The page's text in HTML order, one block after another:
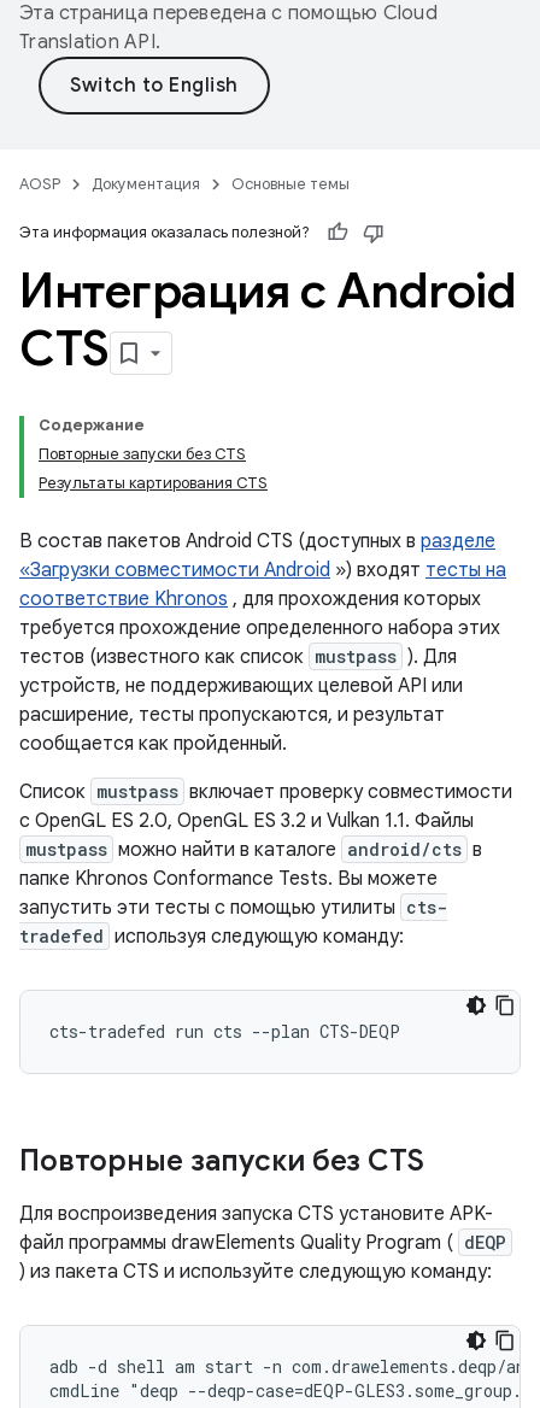
Эта страница переведена с помощью Cloud
Translation API.
AOSP Документация Основные темы
Эта информация оказалась полезной?
Интеграция с Android
CTS
Содержание
Повторные запуски без CTS
Результаты картирования CTS
В состав пакетов Android CTS (доступных в разделе
«Загрузки совместимости Android ») входят тесты на
соответствие Khronos , для прохождения которых
требуется прохождение определенного набора этих
тестов (известного как список mustpass ). Для
устройств, не поддерживающих целевой API или
расширение, тесты пропускаются, и результат
сообщается как пройденный.
Список mustpass включает проверку совместимости
с OpenGL ES 2.0, OpenGL ES 3.2 и Vulkan 1.1. Файлы
mustpass можно найти в каталоге android/cts в
папке Khronos Conformance Tests. Вы можете
запустить эти тесты с помощью утилиты cts-
tradefed используя следующую команду:
Повторные запуски без CTS
Для воспроизведения запуска CTS установите APK-
файл программы drawElements Quality Program ( dEQP
) из пакета CTS и используйте следующую команду:
adb -d shell am start -n com.drawelements.deqp/